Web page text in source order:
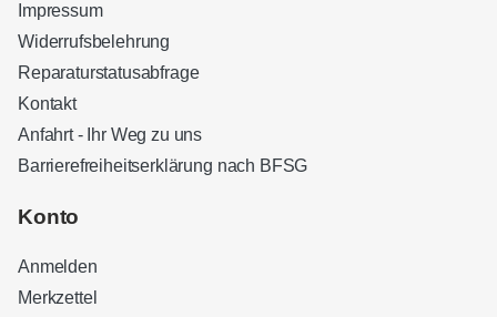
Impressum
Widerrufsbelehrung
Reparaturstatusabfrage
Kontakt
Anfahrt - Ihr Weg zu uns
Barrierefreiheitserklärung nach BFSG
Konto
Anmelden
Merkzettel
Kundenbewertungen und Erfahrungen zu